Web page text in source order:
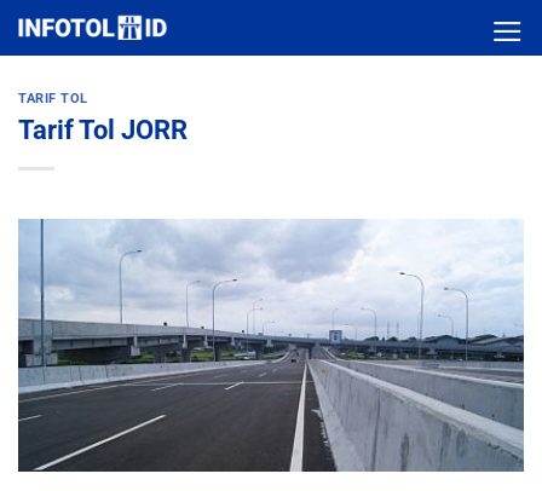
Skip
TARIF TOL
Tarif Tol JORR